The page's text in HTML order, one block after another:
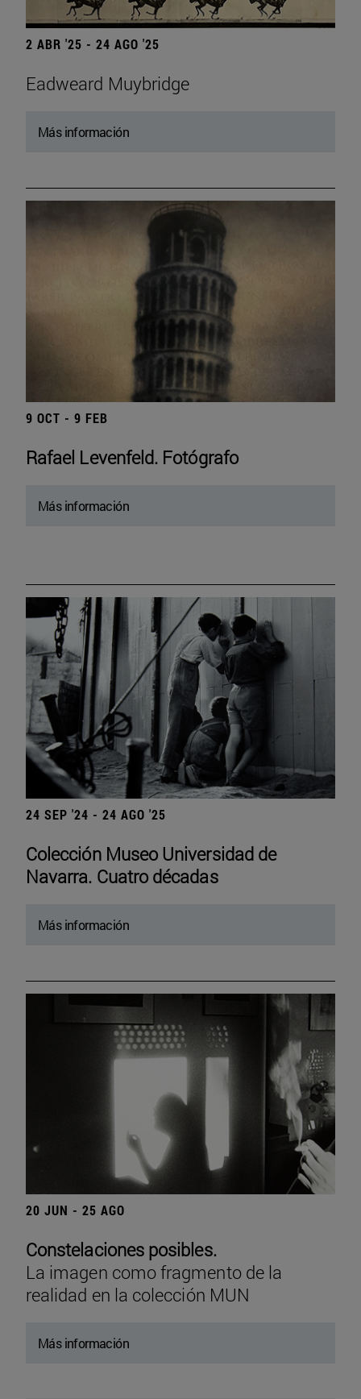
2 ABR '25 - 24 AGO '25
Eadweard Muybridge
Más información
9 OCT - 9 FEB
Rafael Levenfeld. Fotógrafo
Más información
24 SEP '24 - 24 AGO '25
Colección Museo Universidad de
Navarra. Cuatro décadas
Más información
20 JUN - 25 AGO
Constelaciones posibles.
La imagen como fragmento de la
realidad en la colección MUN
Más información